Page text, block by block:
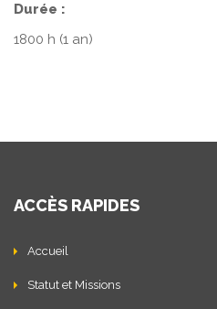
Durée :
1800 h (1 an)
ACCÈS RAPIDES
Accueil
Statut et Missions